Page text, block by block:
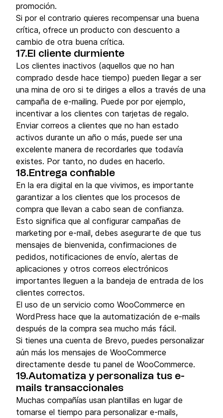
promoción.
Si por el contrario quieres recompensar una buena
crítica, ofrece un producto con descuento a
cambio de otra buena crítica.
17.El cliente durmiente
Los clientes inactivos (aquellos que no han
comprado desde hace tiempo) pueden llegar a ser
una mina de oro si te diriges a ellos a través de una
campaña de e-mailing. Puede por por ejemplo,
incentivar a los clientes con tarjetas de regalo.
Enviar correos a clientes que no han estado
activos durante un año o más, puede ser una
excelente manera de recordarles que todavía
existes. Por tanto, no dudes en hacerlo.
18.Entrega confiable
En la era digital en la que vivimos, es importante
garantizar a los clientes que los procesos de
compra que llevan a cabo sean de confianza.
Esto significa que al configurar campañas de
marketing por e-mail, debes asegurarte de que tus
mensajes de bienvenida, confirmaciones de
pedidos, notificaciones de envío, alertas de
aplicaciones y otros correos electrónicos
importantes lleguen a la bandeja de entrada de los
clientes correctos.
El uso de un servicio como WooCommerce en
WordPress hace que la automatización de e-mails
después de la compra sea mucho más fácil.
Si tienes una cuenta de Brevo, puedes personalizar
aún más los mensajes de WooCommerce
directamente desde tu panel de WooCommerce.
19.Automatiza y personaliza tus e-
mails transaccionales
Muchas compañías usan plantillas en lugar de
tomarse el tiempo para personalizar e-mails,